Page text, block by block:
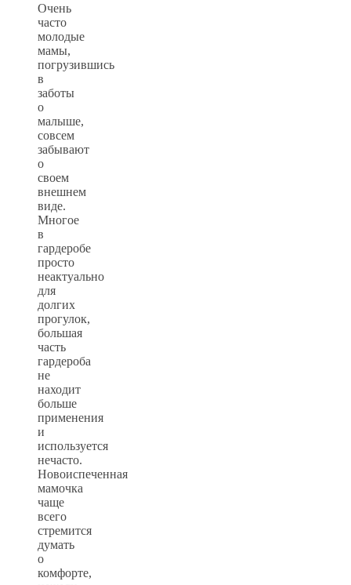
Очень
часто
молодые
мамы,
погрузившись
в
заботы
о
малыше,
совсем
забывают
о
своем
внешнем
виде.
Многое
в
гардеробе
просто
неактуально
для
долгих
прогулок,
большая
часть
гардероба
не
находит
больше
применения
и
используется
нечасто.
Новоиспеченная
мамочка
чаще
всего
стремится
думать
о
комфорте,